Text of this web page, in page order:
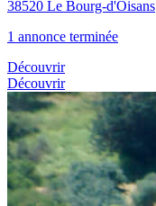
38520 Le Bourg-d'Oisans
1 annonce terminée
Découvrir
Découvrir